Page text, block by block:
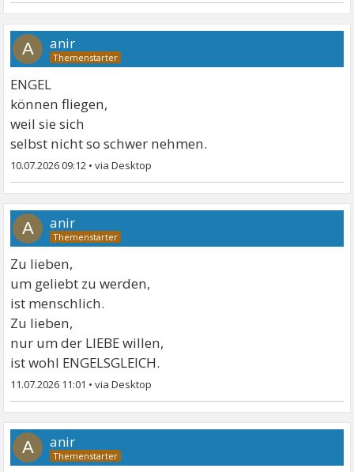
A anir
ENGEL
können fliegen,
weil sie sich
selbst nicht so schwer nehmen.
10.07.2026 09:12 •
A anir
Zu lieben,
um geliebt zu werden,
ist menschlich.
Zu lieben,
nur um der LIEBE willen,
ist wohl ENGELSGLEICH.
11.07.2026 11:01 •
A anir